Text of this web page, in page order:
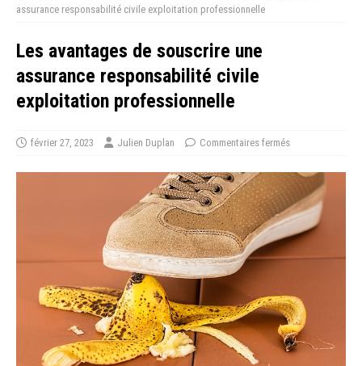
assurance responsabilité civile exploitation professionnelle
Les avantages de souscrire une
assurance responsabilité civile
exploitation professionnelle
février 27, 2023 Julien Duplan Commentaires fermés